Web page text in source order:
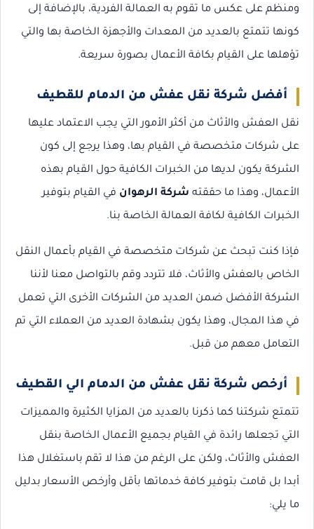
ومنظم على عكس ما تقوم به العمالة الفردية، بالإضافة إلى
كونها تتمتع بالعديد من المعدات والأجهزة الخاصة بها والتي
تؤهلها على القيام بكافة الأعمال بصورة سريعة.
أفضل شركة نقل عفش من الدمام للقطيف
نقل العفش والأثاث من أكثر الأمور التي يجب الاعتماد عليها
على شركات متخصصة في القيام بها، وهذا يرجع إلى كون
الشركة يكون لديها من الخبرات الكافية حول القيام بهذه
الأعمال، وهذا ما حققته شركة الرهوان في القيام بتوفير
الخبرات الكافية لكافة العمالة الخاصة بنا.
فإذا كنت تبحث عن شركات متخصصة في القيام بأعمال النقل
الخاص بالعفش والأثاث، فلا تتردد وقم بالتواصل معنا لأننا
الشركة الأفضل ضمن العديد من الشركات الأخرى التي تعمل
في هذا المجال، وهذا يكون بشهادة العديد من العملاء التي تم
التعامل معهم من قبل.
أرخص شركة نقل عفش من الدمام الي القطيف
تتمتع شركتنا كما ذكرنا بالعديد من المزايا الكثيرة والمميزات
التي تجعلها رائدة في القيام بجميع الأعمال الخاصة بنقل
العفش والأثاث، ولكن على الرغم من هذا لا تقم باستغلال هذا
أبدا بل قامت بتوفير كافة خدماتها بأقل وأرخص الأسعار بدليل
ما يلي: